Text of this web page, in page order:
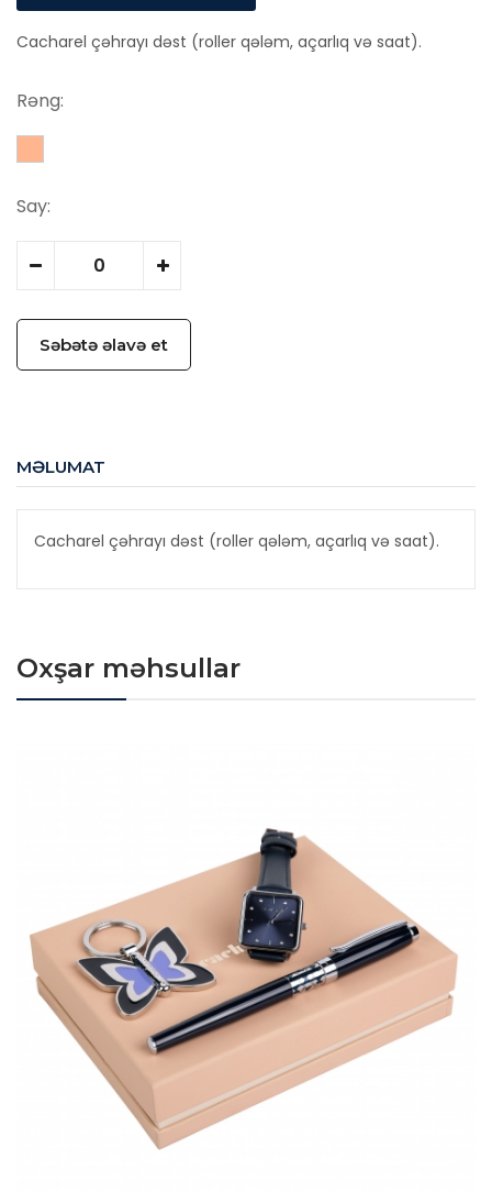
Cacharel çəhrayı dəst (roller qələm, açarlıq və saat).
Rəng:
Say:
Səbətə əlavə et
MƏLUMAT
Cacharel çəhrayı dəst (roller qələm, açarlıq və saat).
Oxşar məhsullar